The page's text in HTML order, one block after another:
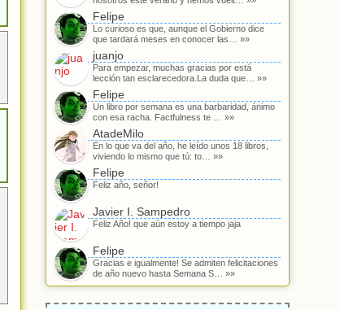
Felipe
Lo curioso es que, aunque el Gobierno dice
que tardará meses en conocer las… »»
juanjo
Para empezar, muchas gracias por está
lección tan esclarecedora.La duda que… »»
Felipe
Un libro por semana es una barbaridad, ánimo
con esa racha. Factfulness te … »»
AtadeMilo
En lo que va del año, he leído unos 18 libros,
viviendo lo mismo que tú: to… »»
Felipe
Feliz año, señor!
Javier I. Sampedro
Feliz Año! que aún estoy a tiempo jaja
Felipe
Gracias e igualmente! Se admiten felicitaciones
de año nuevo hasta Semana S… »»